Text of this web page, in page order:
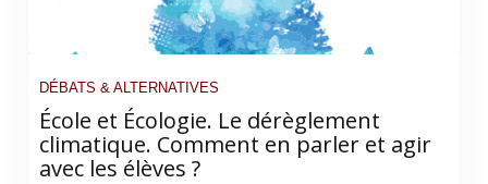
DÉBATS & ALTERNATIVES
École et Écologie. Le dérèglement
climatique. Comment en parler et agir
avec les élèves ?